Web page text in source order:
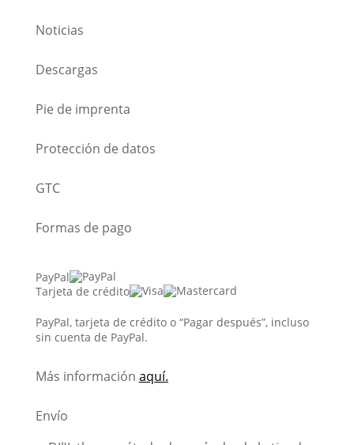
Noticias
Descargas
Pie de imprenta
Protección de datos
GTC
Formas de pago
PayPal
Tarjeta de crédito
PayPal, tarjeta de crédito o “Pagar después”, incluso
sin cuenta de PayPal.
Más información aquí.
Envío